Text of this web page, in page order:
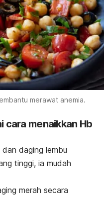
merawat anemia.
cara menaikkan Hb
daging lembu
tinggi, ia mudah
merah secara